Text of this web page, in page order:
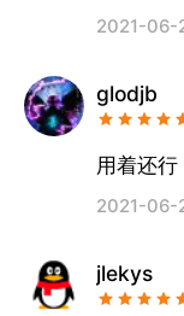
2021-06-
glodjb
用着还
2021-06-
jlekys